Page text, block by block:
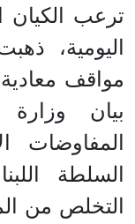
ترعب الكيان
اليومية،
مواقف
بيان وزارة
المفاوضات
السلطة
التخلص من